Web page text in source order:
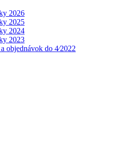
2026
2025
2024
2023
objednávok do 4⁄2022